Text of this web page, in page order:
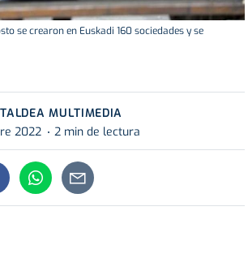
se crearon en Euskadi 160 sociedades y se
MULTIMEDIA
2022
2 min de lectura